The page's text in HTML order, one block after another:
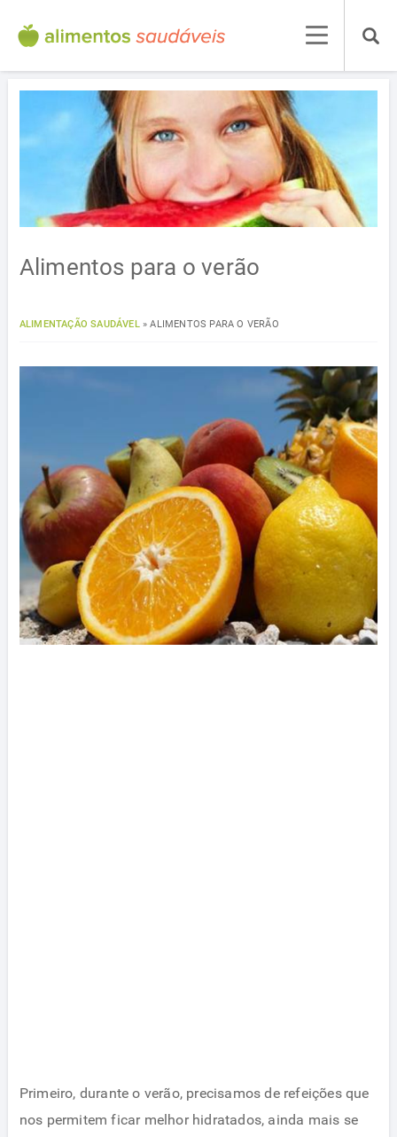
Alimentos para o verão
ALIMENTAÇÃO SAUDÁVEL»ALIMENTOS PARA O VERÃO
Primeiro, durante o verão, precisamos de refeições que
nos permitem ficar melhor hidratados, ainda mais se